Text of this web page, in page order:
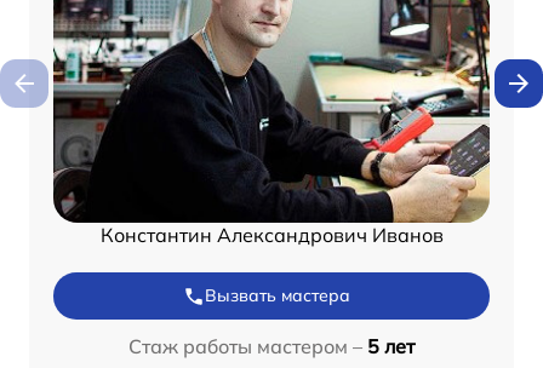
Константин Александрович Иванов
Вызвать мастера
Стаж работы мастером – 5 лет